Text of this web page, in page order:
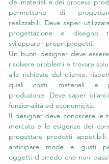
dei materiali e dei processi
permettono di
realizzabili. Deve saper
progettazione e disegno
sviluppare i propri progetti.
Un buon designer deve
risolvere problemi e trovare
alle richieste del cliente,
quali costi, materiali e
produzione. Deve saper
funzionalità ed economicità.
Il designer deve conoscere le
mercato e le esigenze dei
progettare prodotti
anticipare mode e gusti
oggetti d'arredo che non